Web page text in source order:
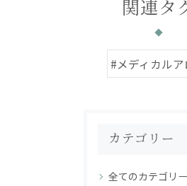
関連タ
#メディカルア
カテゴリー
全てのカテゴリー